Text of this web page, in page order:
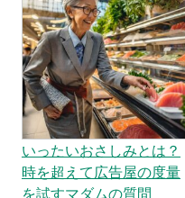
いったいおさしみとは？
時を超えて広告屋の度量
を試すマダムの質問